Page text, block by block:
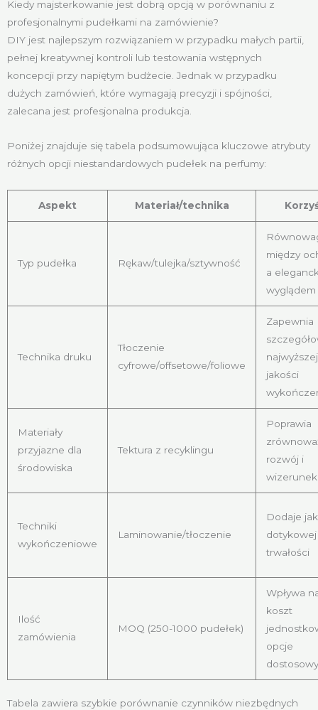
Kiedy majsterkowanie jest dobrą opcją w porównaniu z
profesjonalnymi pudełkami na zamówienie?
DIY jest najlepszym rozwiązaniem w przypadku małych partii,
pełnej kreatywnej kontroli lub testowania wstępnych
koncepcji przy napiętym budżecie. Jednak w przypadku
dużych zamówień, które wymagają precyzji i spójności,
zalecana jest profesjonalna produkcja.
Poniżej znajduje się tabela podsumowująca kluczowe atrybuty
różnych opcji niestandardowych pudełek na perfumy:
Aspekt Materiał/technika
Typ pudełka Rękaw/tulejka/sztywność
między
a
wyglądem
Technika druku
Tłoczenie
cyfrowe/offsetowe/foliowe
Zapewnia
najwyższej
jakości
Materiały
przyjazne dla
środowiska
Tektura z recyklingu
Poprawia
rozwój i
Techniki
wykończeniowe
Laminowanie/tłoczenie
Dodaje
dotykowej
trwałości
Ilość
zamówienia
MOQ (250-1000 pudełek)
Wpływa
koszt
opcje
Tabela zawiera szybkie porównanie czynników niezbędnych